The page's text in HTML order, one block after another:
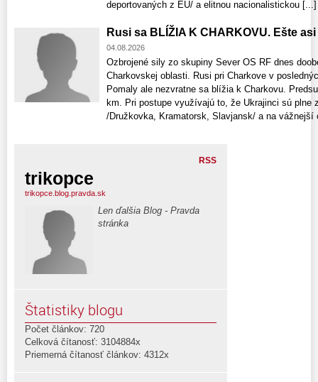
deportovaných z EU/ a elitnou nacionalistickou [...]
Rusi sa BLÍŽIA K CHARKOVU. Ešte
04.08.2026
Ozbrojené sily zo skupiny Sever OS RF dnes
Charkovskej oblasti. Rusi pri Charkove v
Pomaly ale nezvratne sa blížia k Charkovu.
km. Pri postupe využívajú to, že Ukrajinci sú plne
/Družkovka, Kramatorsk, Slavjansk/ a na vážnejší
RSS
trikopce
trikopce.blog.pravda.sk
Len ďalšia Blog - Pravda
stránka
Štatistiky blogu
Počet článkov: 720
Celková čítanosť: 3104884x
Priemerná čítanosť článkov: 4312x